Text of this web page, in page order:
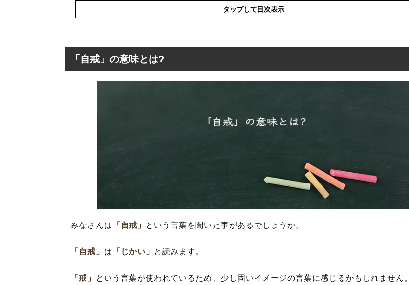
タップして目次表示
「自戒」の意味
「自戒」と「自責」の違い
「自戒」を使った例文
「自戒」の類語や類義表現
「自戒」の意味とは?
みなさんは 「自戒」 という言葉を聞いた事があるでしょうか。
「自戒」 は 「じかい」 と読みます。
「戒」 という言葉が使われているため、少し固いイメージの言葉に感じるかもしれません。